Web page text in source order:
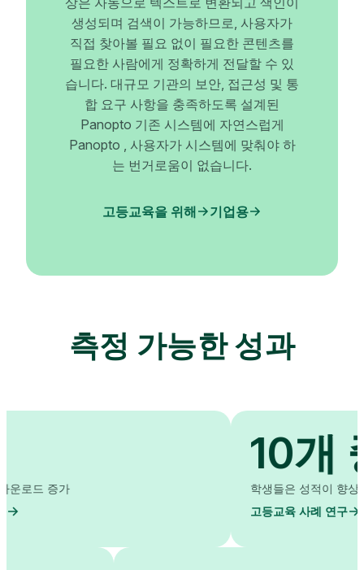
생성되며 검색이 가능하므로, 사용자가
직접 찾아볼 필요 없이 필요한 콘텐츠를
필요한 사람에게 정확하게 전달할 수 있
습니다. 대규모 기관의 보안, 접근성 및 통
합 요구 사항을 충족하도록 설계된
Panopto 기존 시스템에 자연스럽게
Panopto , 사용자가 시스템에 맞춰야 하
는 번거로움이 없습니다.
고등교육을 위해 기업용
측정 가능한 성과
10개 중
학생들은 성적이 향상되었다고
고등교육 사례 연구